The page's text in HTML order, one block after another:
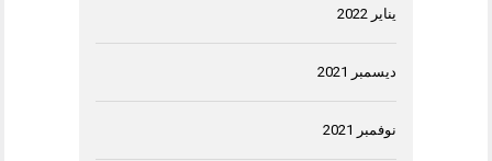
يناير 2022
ديسمبر 2021
نوفمبر 2021